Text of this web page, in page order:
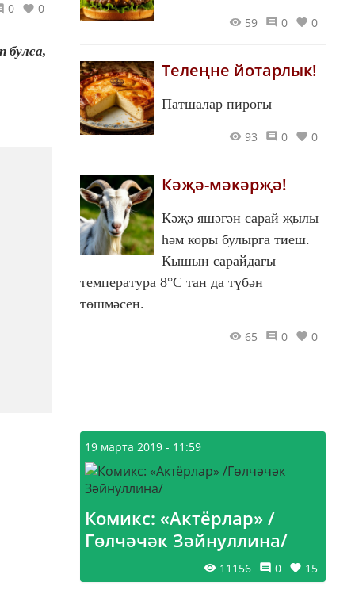
0 0
булса,
59 0 0
Телеңне йотарлык!
Патшалар пирогы
93 0 0
Кәҗә-мәкәрҗә!
Кәҗә яшәгән сарай җылы
һәм коры булырга тиеш.
Кышын сарайдагы
температура 8°С тан да түбән
төшмәсен.
65 0 0
19 марта 2019 - 11:59
Комикс: «Актёрлар» /
Гөлчәчәк Зәйнуллина/
11156 0 15